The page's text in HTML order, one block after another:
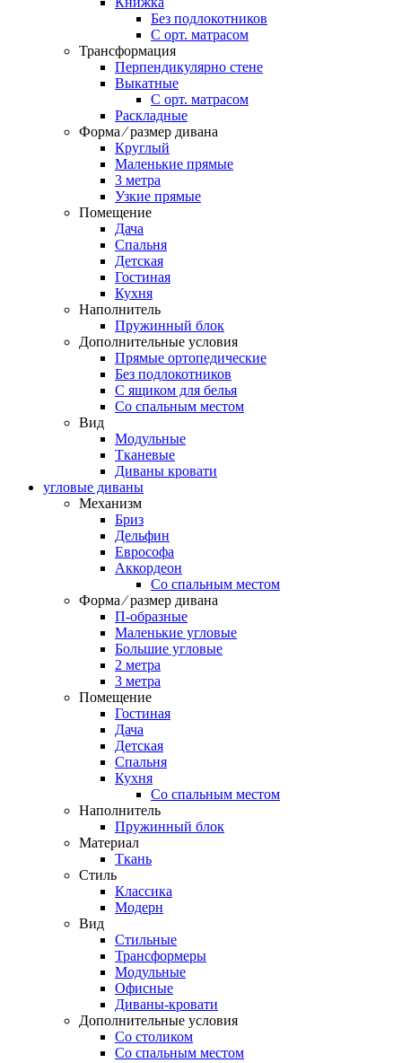
Без подлокотников
С орт. матрасом
Трансформация
Перпендикулярно стене
Выкатные
С орт. матрасом
Раскладные
Форма ⁄ размер дивана
Круглый
Маленькие прямые
3 метра
Узкие прямые
Помещение
Дача
Спальня
Детская
Гостиная
Кухня
Наполнитель
Пружинный блок
Дополнительные условия
Прямые ортопедические
Без подлокотников
С ящиком для белья
Со спальным местом
Вид
Модульные
Тканевые
Диваны кровати
угловые диваны
Механизм
Бриз
Дельфин
Еврософа
Аккордеон
Со спальным местом
Форма ⁄ размер дивана
П-образные
Маленькие угловые
Большие угловые
2 метра
3 метра
Помещение
Гостиная
Дача
Детская
Спальня
Кухня
Со спальным местом
Наполнитель
Пружинный блок
Материал
Ткань
Стиль
Классика
Модерн
Вид
Стильные
Трансформеры
Модульные
Офисные
Диваны-кровати
Дополнительные условия
Со столиком
Со спальным местом